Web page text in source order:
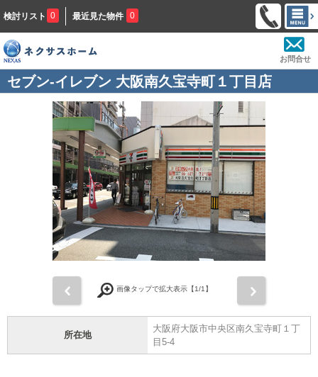
検討リスト 0 最近見た物件 0
お問合せ
セブン-イレブン 大阪南久宝寺町１丁目店
画像タップで拡大表示【1/1】
所在地
大阪府大阪市中央区南久宝寺町１丁
目5-4